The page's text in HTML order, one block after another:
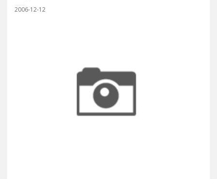
2006-12-12